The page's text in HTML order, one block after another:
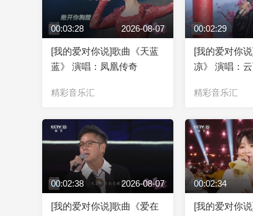
00:03:28 2026-08-07
[我的爱对你说]歌曲《天蓝
蓝》 演唱：凤凰传奇
精彩音乐汇
00:02:29
[我的爱对你
凉》 演唱：
精彩音乐汇
00:02:38 2026-08-07
[我的爱对你说]歌曲《爱在
00:02:34
[我的爱对你